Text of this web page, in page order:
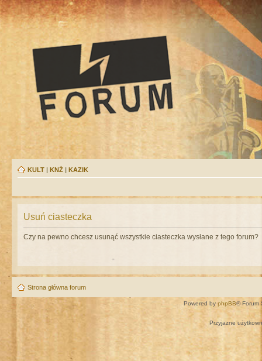
KULT | KNŻ | KAZIK
Usuń ciasteczka
Czy na pewno chcesz usunąć wszystkie ciasteczka wysłane z tego forum?
Strona główna forum
Powered by phpBB® Forum
Przyjazne